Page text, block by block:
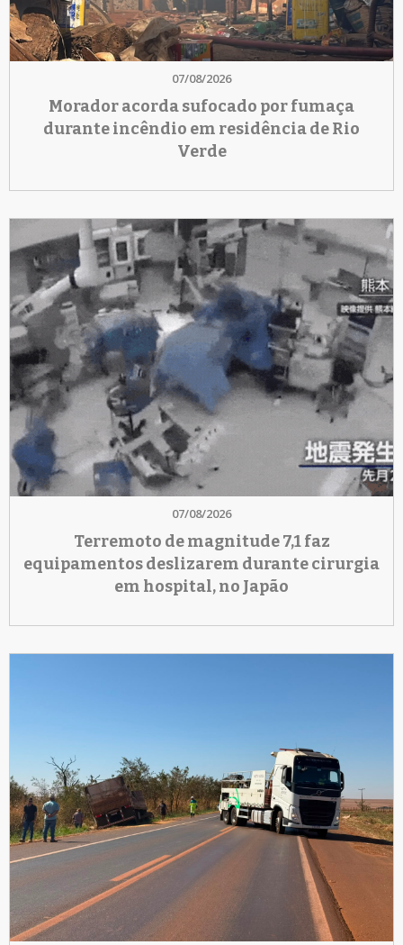
07/08/2026
Morador acorda sufocado por fumaça
durante incêndio em residência de Rio
Verde
07/08/2026
Terremoto de magnitude 7,1 faz
equipamentos deslizarem durante cirurgia
em hospital, no Japão